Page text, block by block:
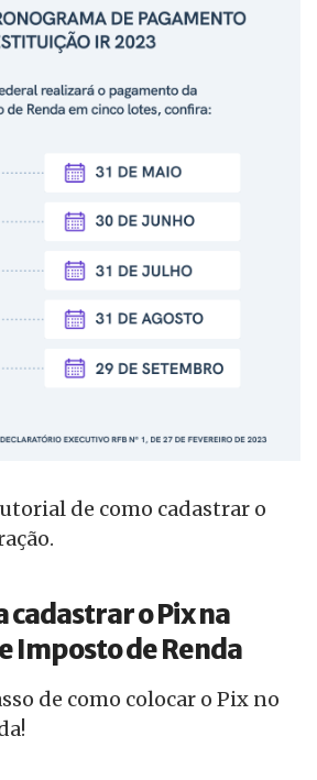
de como cadastrar o
cadastrar o Pix na
Imposto de Renda
de como colocar o Pix no